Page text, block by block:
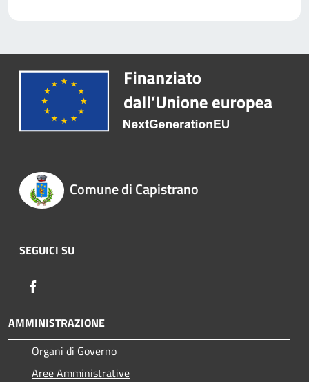
Comune di Capistrano
SEGUICI SU
AMMINISTRAZIONE
Organi di Governo
Aree Amministrative